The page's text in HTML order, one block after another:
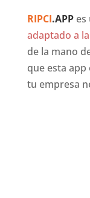
RIPCI.APPes
adaptado a
de la mano
que esta
tu empresa